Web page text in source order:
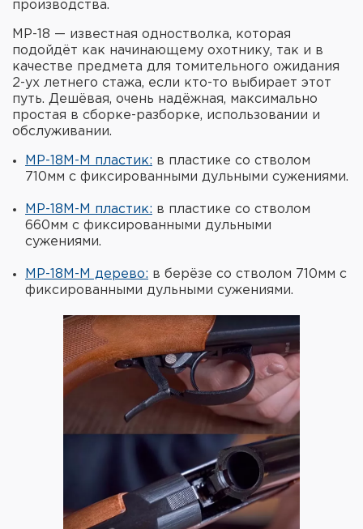
производства.
МР-18 — известная одностволка, которая
подойдёт как начинающему охотнику, так и в
качестве предмета для томительного ожидания
2-ух летнего стажа, если кто-то выбирает этот
путь. Дешёвая, очень надёжная, максимально
простая в сборке-разборке, использовании и
обслуживании.
МР-18М-М пластик: в пластике со стволом
710мм с фиксированными дульными сужениями.
МР-18М-М пластик: в пластике со стволом
660мм с фиксированными дульными
сужениями.
МР-18М-М дерево: в берёзе со стволом 710мм с
фиксированными дульными сужениями.